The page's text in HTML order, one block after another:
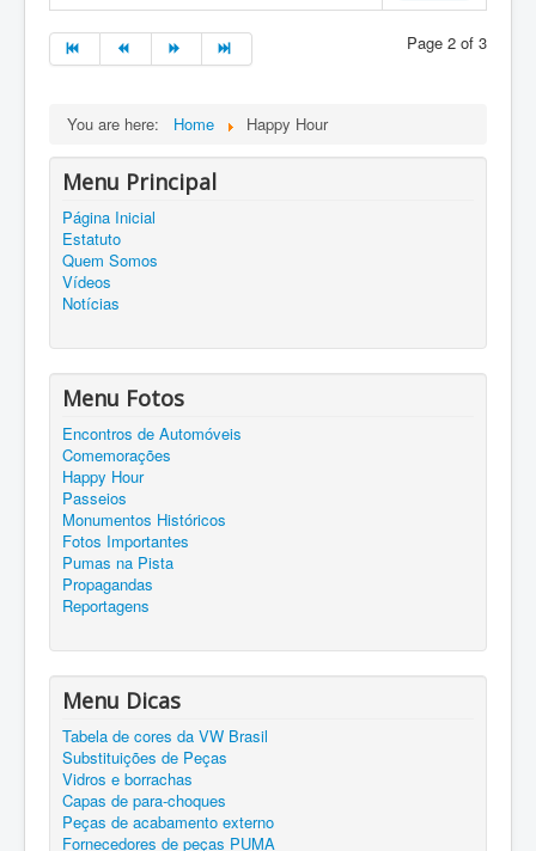
Page 2 of 3
You are here: Home Happy Hour
Menu Principal
Página Inicial
Estatuto
Quem Somos
Vídeos
Notícias
Menu Fotos
Encontros de Automóveis
Comemorações
Happy Hour
Passeios
Monumentos Históricos
Fotos Importantes
Pumas na Pista
Propagandas
Reportagens
Menu Dicas
Tabela de cores da VW Brasil
Substituições de Peças
Vidros e borrachas
Capas de para-choques
Peças de acabamento externo
Fornecedores de peças PUMA